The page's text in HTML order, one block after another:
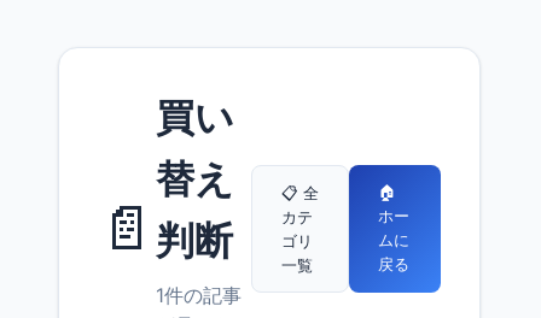
📄
買い
替え
判断
1件の記事
📋 全
カテ
ゴリ
一覧
🏠
ホー
ムに
戻る